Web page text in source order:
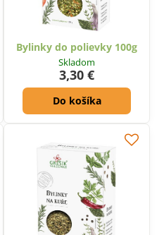
Bylinky do polievky 100g
Skladom
3,30 €
Do košíka